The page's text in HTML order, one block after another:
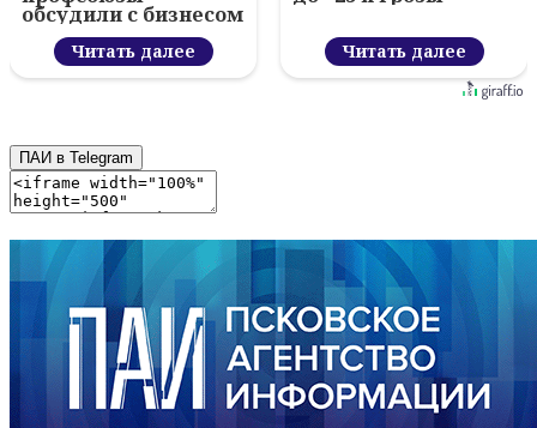
обсудили с бизнесом
новый цифровой
проектЧитать далее Читать далее
ПАИ в Telegram